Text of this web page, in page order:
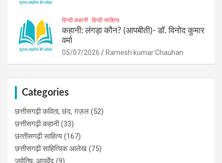
हिन्दी कहानी हिन्दी साहित्य
कहानी: लंगड़ा कौन? (आपबीती)​- डॉ. विनोद कुमार
वर्मा
05/07/2026 Ramesh kumar Chauhan
Categories
छत्तीसगढ़ी कविता, छंद, ग़ज़ल (52)
छत्तीसगढ़ी कहानी(33)
छत्‍तीसगढ़ी साहित्‍य(167)
छत्तीसगढ़ी साहित्यिक आलेख (75)
ज्योतिष, आयुर्वेद (9)